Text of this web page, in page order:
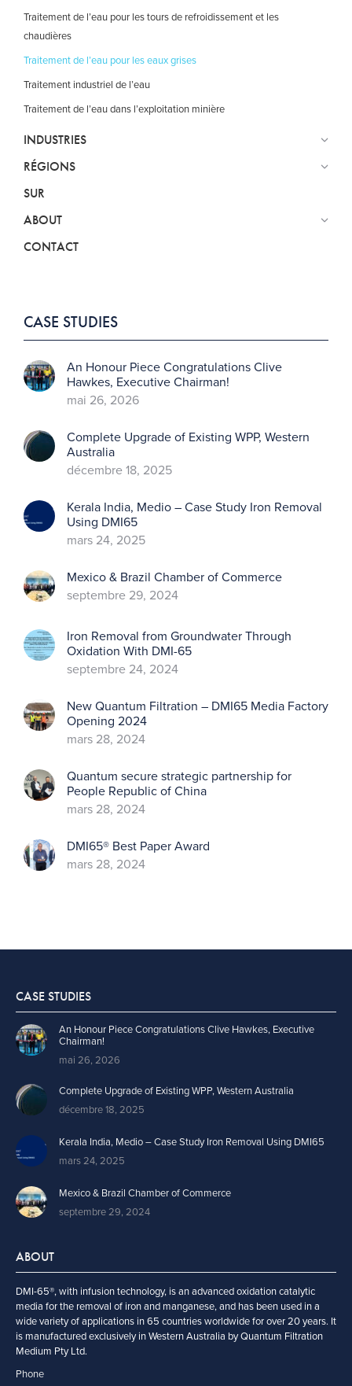
Traitement de l’eau pour les tours de refroidissement et les
chaudières
Traitement de l’eau pour les eaux grises
Traitement industriel de l’eau
Traitement de l’eau dans l’exploitation minière
INDUSTRIES
RÉGIONS
SUR
ABOUT
CONTACT
CASE STUDIES
An Honour Piece Congratulations Clive
Hawkes, Executive Chairman!
mai 26, 2026
Complete Upgrade of Existing WPP, Western
Australia
décembre 18, 2025
Kerala India, Medio – Case Study Iron Removal
Using DMI65
mars 24, 2025
Mexico & Brazil Chamber of Commerce
septembre 29, 2024
Iron Removal from Groundwater Through
Oxidation With DMI-65
septembre 24, 2024
New Quantum Filtration – DMI65 Media Factory
Opening 2024
mars 28, 2024
Quantum secure strategic partnership for
People Republic of China
mars 28, 2024
DMI65® Best Paper Award
mars 28, 2024
CASE STUDIES
An Honour Piece Congratulations Clive Hawkes, Executive
Chairman!
mai 26, 2026
Complete Upgrade of Existing WPP, Western Australia
décembre 18, 2025
Kerala India, Medio – Case Study Iron Removal Using DMI65
mars 24, 2025
Mexico & Brazil Chamber of Commerce
septembre 29, 2024
ABOUT
DMI-65®, with infusion technology, is an advanced oxidation catalytic
media for the removal of iron and manganese, and has been used in a
wide variety of applications in 65 countries worldwide for over 20 years. It
is manufactured exclusively in Western Australia by Quantum Filtration
Medium Pty Ltd.
Phone